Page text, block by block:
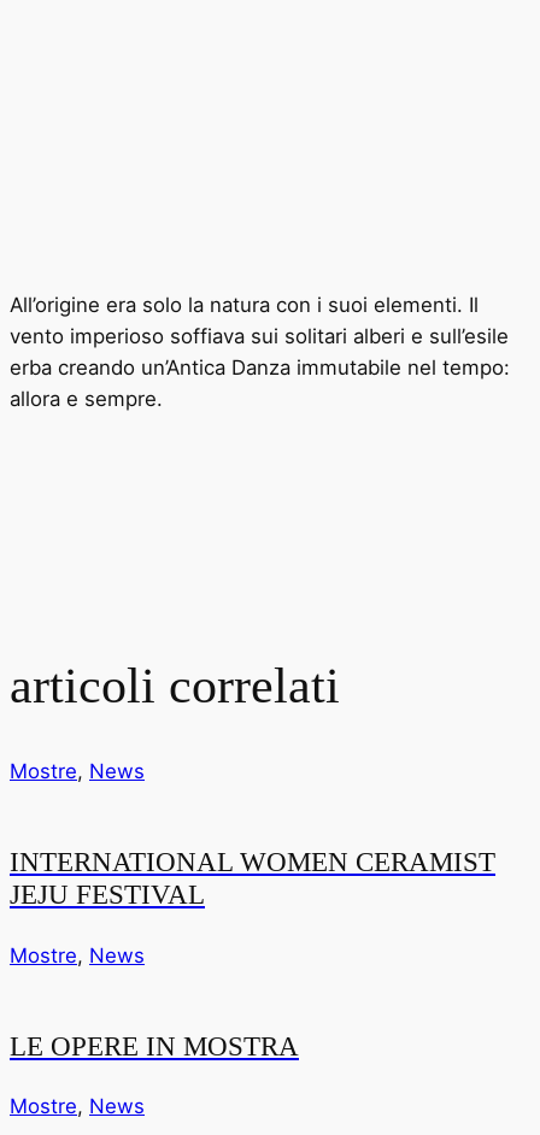
All’origine era solo la natura con i suoi elementi. Il
vento imperioso soffiava sui solitari alberi e sull’esile
erba creando un’Antica Danza immutabile nel tempo:
allora e sempre.
articoli correlati
Mostre, News
INTERNATIONAL WOMEN CERAMIST
JEJU FESTIVAL
Mostre, News
LE OPERE IN MOSTRA
Mostre, News